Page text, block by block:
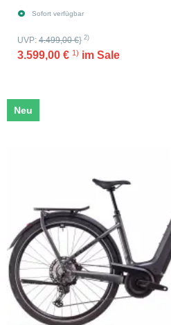
Sofort verfügbar
UVP: 4.499,00 €} 2)
3.599,00 € 1) im Sale
Neu